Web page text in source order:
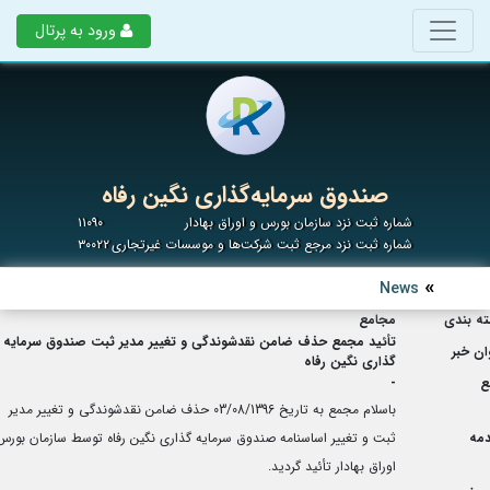
ورود به پرتال
صندوق سرمایه‌گذاری نگین رفاه
شماره ثبت نزد سازمان بورس و اوراق بهادار
۱۱۰۹۰
شماره ثبت نزد مرجع ثبت شرکت‌ها و موسسات غیرتجاری۳۰۰۲۲
News
بندی
مجامع
خبر
تأئید مجمع حذف ضامن نقدشوندگی و تغییر مدیر ثبت صندوق سرمایه
گذاری نگین رفاه
-
باسلام مجمع به تاریخ 03/08/1396 حذف ضامن نقدشوندگی و تغییر مدیر
ثبت و تغییر اساسنامه صندوق سرمایه گذاری نگین رفاه توسط سازمان
اوراق بهادار تأئید گردید.